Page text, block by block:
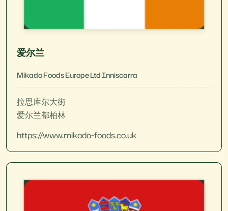
爱尔兰
Mikado Foods Europe Ltd Inniscarra
拉思库尔大街
爱尔兰都柏林
https://www.mikado-foods.co.uk